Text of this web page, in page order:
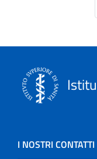
I NOSTRI CONTATTI